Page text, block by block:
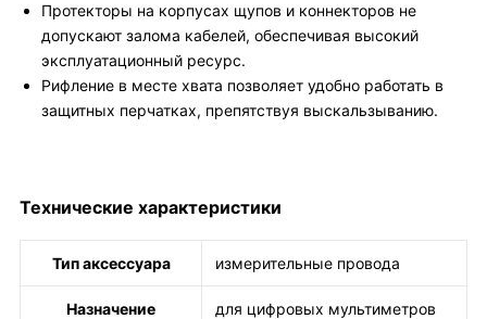
Протекторы на корпусах щупов и коннекторов не
допускают залома кабелей, обеспечивая высокий
эксплуатационный ресурс.
Рифление в месте хвата позволяет удобно работать в
защитных перчатках, препятствуя выскальзыванию.
Технические характеристики
Тип аксессуара измерительные провода
Назначение для цифровых мультиметров